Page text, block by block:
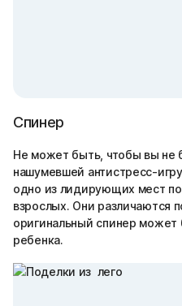
Спинер
Не может быть, чтобы вы не
нашумевшей антистресс-
одно из лидирующих мест
взрослых. Они различаются
оригинальный спинер может
ребенка.